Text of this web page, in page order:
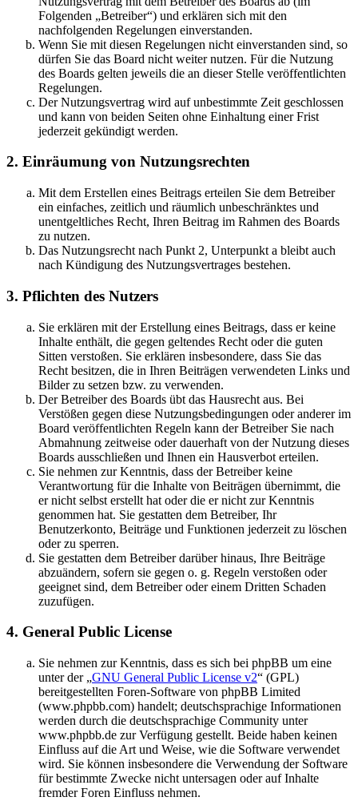
Folgenden „Betreiber“) und erklären sich mit den
nachfolgenden Regelungen einverstanden.
Wenn Sie mit diesen Regelungen nicht einverstanden sind, so
dürfen Sie das Board nicht weiter nutzen. Für die Nutzung
des Boards gelten jeweils die an dieser Stelle veröffentlichten
Regelungen.
Der Nutzungsvertrag wird auf unbestimmte Zeit geschlossen
und kann von beiden Seiten ohne Einhaltung einer Frist
jederzeit gekündigt werden.
2. Einräumung von Nutzungsrechten
Mit dem Erstellen eines Beitrags erteilen Sie dem Betreiber
ein einfaches, zeitlich und räumlich unbeschränktes und
unentgeltliches Recht, Ihren Beitrag im Rahmen des Boards
zu nutzen.
Das Nutzungsrecht nach Punkt 2, Unterpunkt a bleibt auch
nach Kündigung des Nutzungsvertrages bestehen.
3. Pflichten des Nutzers
Sie erklären mit der Erstellung eines Beitrags, dass er keine
Inhalte enthält, die gegen geltendes Recht oder die guten
Sitten verstoßen. Sie erklären insbesondere, dass Sie das
Recht besitzen, die in Ihren Beiträgen verwendeten Links und
Bilder zu setzen bzw. zu verwenden.
Der Betreiber des Boards übt das Hausrecht aus. Bei
Verstößen gegen diese Nutzungsbedingungen oder anderer im
Board veröffentlichten Regeln kann der Betreiber Sie nach
Abmahnung zeitweise oder dauerhaft von der Nutzung dieses
Boards ausschließen und Ihnen ein Hausverbot erteilen.
Sie nehmen zur Kenntnis, dass der Betreiber keine
Verantwortung für die Inhalte von Beiträgen übernimmt, die
er nicht selbst erstellt hat oder die er nicht zur Kenntnis
genommen hat. Sie gestatten dem Betreiber, Ihr
Benutzerkonto, Beiträge und Funktionen jederzeit zu löschen
oder zu sperren.
Sie gestatten dem Betreiber darüber hinaus, Ihre Beiträge
abzuändern, sofern sie gegen o. g. Regeln verstoßen oder
geeignet sind, dem Betreiber oder einem Dritten Schaden
zuzufügen.
4. General Public License
Sie nehmen zur Kenntnis, dass es sich bei phpBB um eine
unter der „GNU General Public License v2“ (GPL)
bereitgestellten Foren-Software von phpBB Limited
(www.phpbb.com) handelt; deutschsprachige Informationen
werden durch die deutschsprachige Community unter
www.phpbb.de zur Verfügung gestellt. Beide haben keinen
Einfluss auf die Art und Weise, wie die Software verwendet
wird. Sie können insbesondere die Verwendung der Software
für bestimmte Zwecke nicht untersagen oder auf Inhalte
fremder Foren Einfluss nehmen.